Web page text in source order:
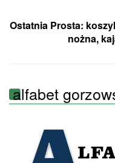
Ostatnia Prosta:
nożna,
alfabet